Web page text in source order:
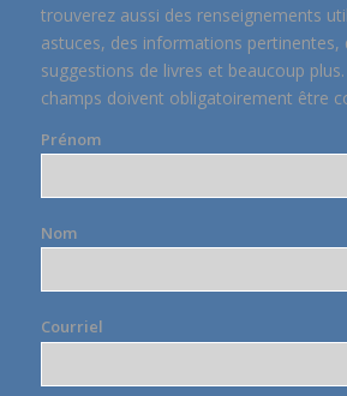
trouverez aussi des renseignements
astuces, des informations pertinentes,
suggestions de livres et beaucoup
champs doivent obligatoirement être
Prénom
Nom
Courriel